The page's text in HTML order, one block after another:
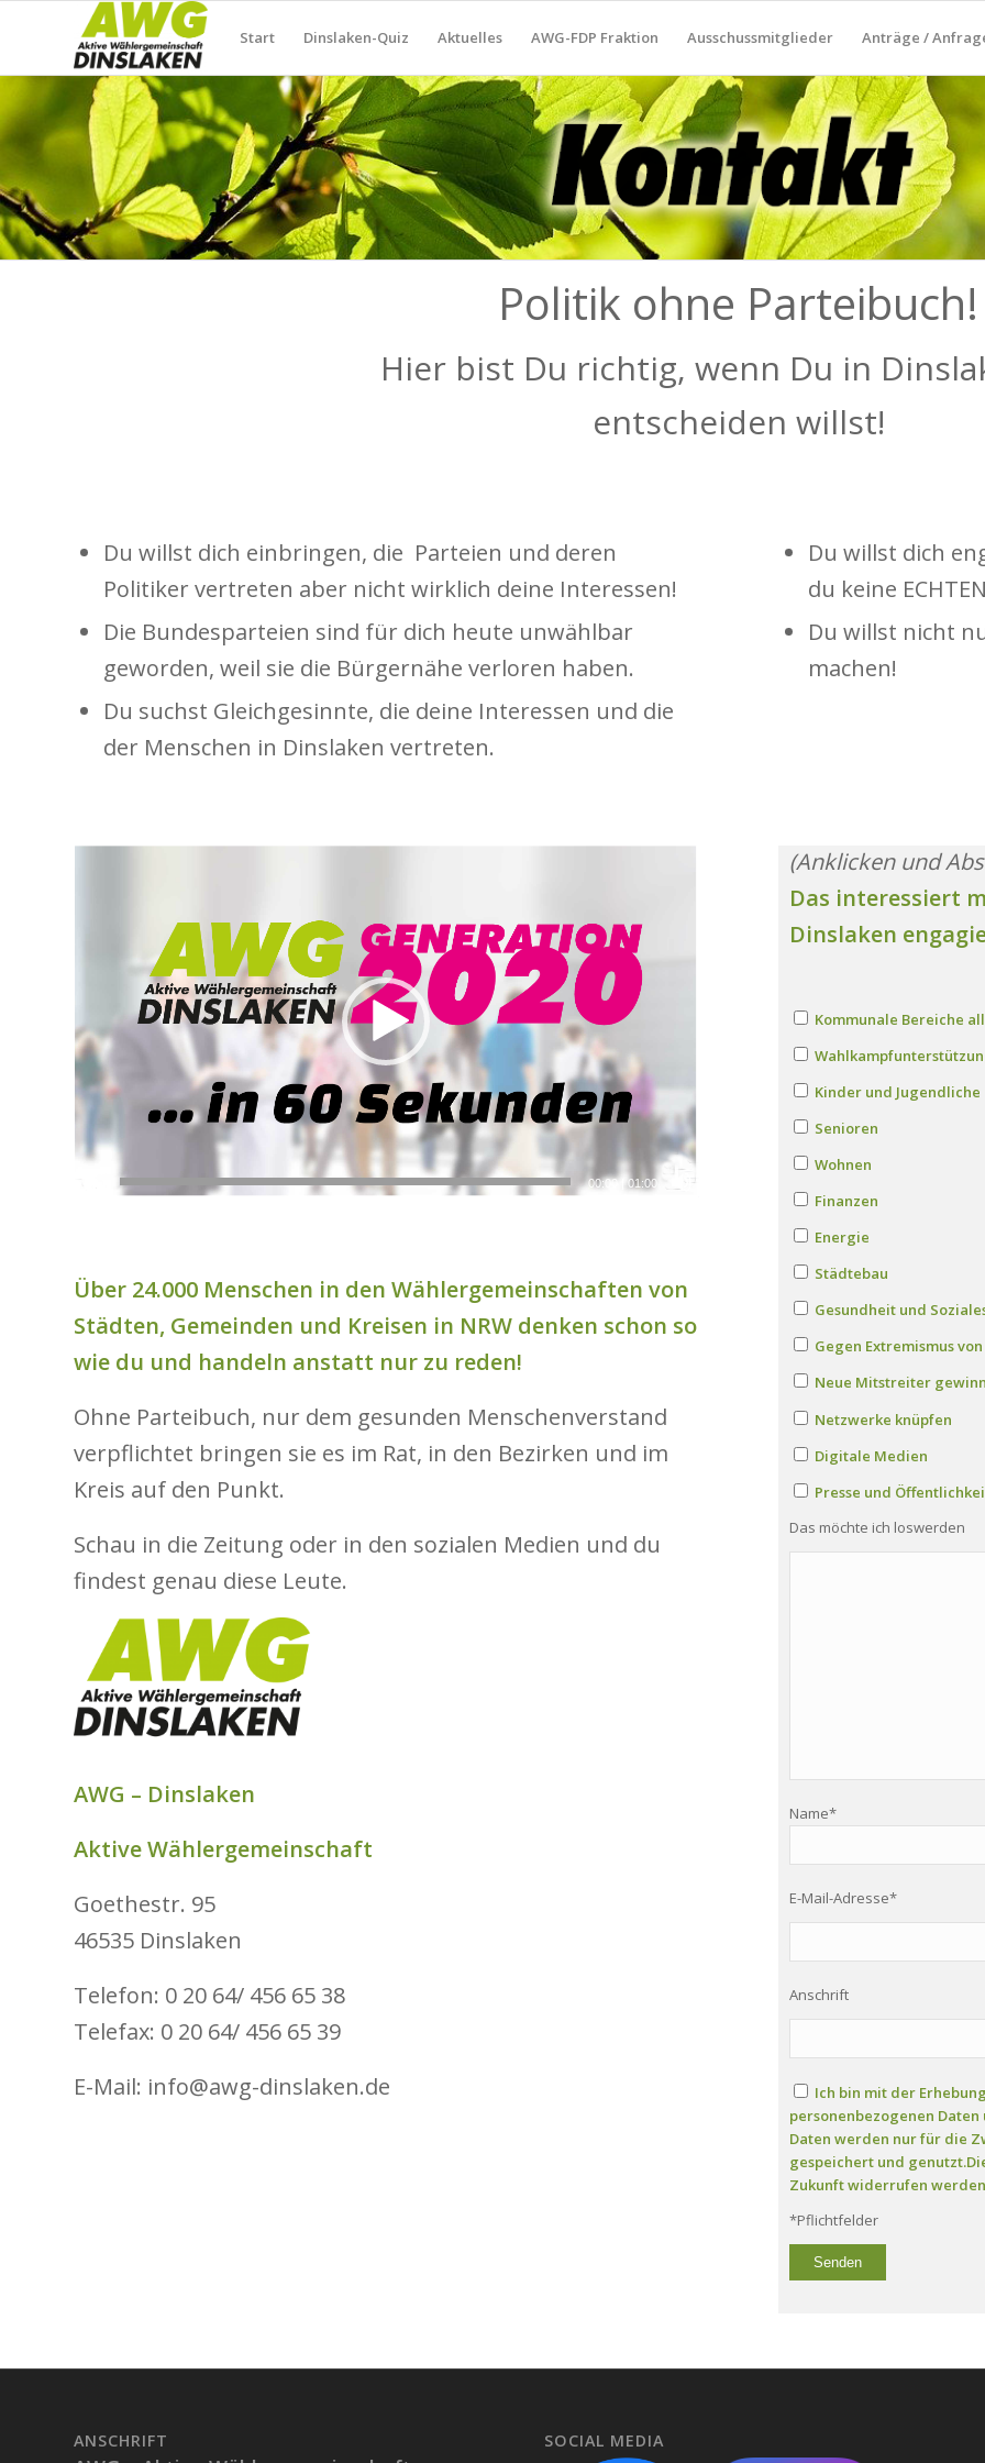
Start Dinslaken-Quiz Aktuelles AWG-FDP Fraktion Ausschussmitglieder Anträge /
Politik ohne Parteibuch!
Hier bist Du richtig, wenn Du in
entscheiden willst!
Du willst dich einbringen, die Parteien und deren
Politiker vertreten aber nicht wirklich deine Interessen!
Die Bundesparteien sind für dich heute unwählbar
geworden, weil sie die Bürgernähe verloren haben.
Du suchst Gleichgesinnte, die deine Interessen und die
der Menschen in Dinslaken vertreten.
Du willst dich
du keine
Du willst nicht
machen!
00:00| 01:00
Über 24.000 Menschen in den Wählergemeinschaften von
Städten, Gemeinden und Kreisen in NRW denken schon so
wie du und handeln anstatt nur zu reden!
Ohne Parteibuch, nur dem gesunden Menschenverstand
verpflichtet bringen sie es im Rat, in den Bezirken und im
Kreis auf den Punkt.
Schau in die Zeitung oder in den sozialen Medien und du
findest genau diese Leute.
AWG – Dinslaken
Aktive Wählergemeinschaft
Goethestr. 95
46535 Dinslaken
Telefon: 0 20 64/ 456 65 38
Telefax: 0 20 64/ 456 65 39
E-Mail: info@awg-dinslaken.de
(Anklicken und
Das interessiert
Dinslaken
Kommunale Bereiche
Kinder und Jugendliche
Senioren
Wohnen
Finanzen
Energie
Städtebau
Gesundheit und
Gegen Extremismus
Neue Mitstreiter
Netzwerke knüpfen
Digitale Medien
Presse und
Das möchte ich loswerden
Name*
E-Mail-Adresse*
Anschrift
Ich bin mit der
personenbezogenen
Daten werden nur für die
gespeichert und
Zukunft widerrufen
*Pflichtfelder
ANSCHRIFT SOCIAL MEDIA